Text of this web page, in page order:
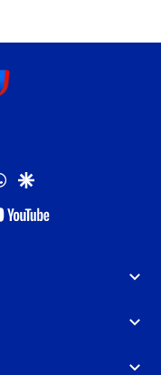
whatsapp
google
youtube-